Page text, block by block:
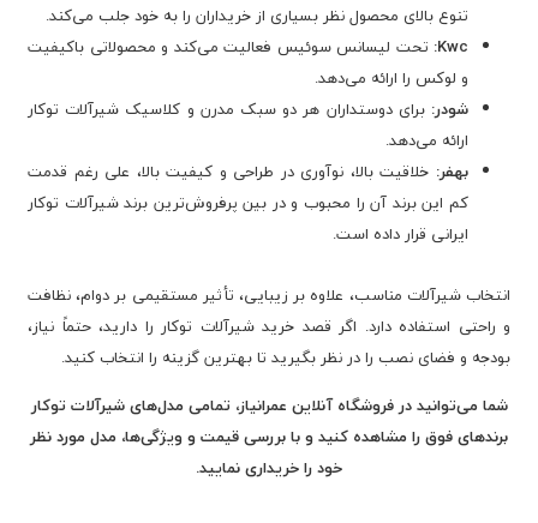
تنوع بالای محصول نظر بسیاری از خریداران را به خود جلب می‌کند.
Kwc: تحت لیسانس سوئیس فعالیت می‌کند و محصولاتی باکیفیت
و لوکس را ارائه می‌دهد.
شودر: برای دوستداران هر دو سبک مدرن و کلاسیک شیرآلات توکار
ارائه می‌دهد.
بهفر: خلاقیت بالا، نوآوری در طراحی و کیفیت بالا، علی رغم قدمت
کم این برند آن را محبوب و در بین پرفروش‌ترین برند شیرآلات توکار
ایرانی قرار داده است.
انتخاب شیرآلات مناسب، علاوه بر زیبایی، تأثیر مستقیمی بر دوام، نظافت
و راحتی استفاده دارد. اگر قصد خرید شیرآلات توکار را دارید، حتماً نیاز،
بودجه و فضای نصب را در نظر بگیرید تا بهترین گزینه را انتخاب کنید.
شما می‌توانید در فروشگاه آنلاین عمرانیاز، تمامی مدل‌های شیرآلات توکار
برندهای فوق را مشاهده کنید و با بررسی قیمت و ویژگی‌ها، مدل مورد نظر
خود را خریداری نمایید.